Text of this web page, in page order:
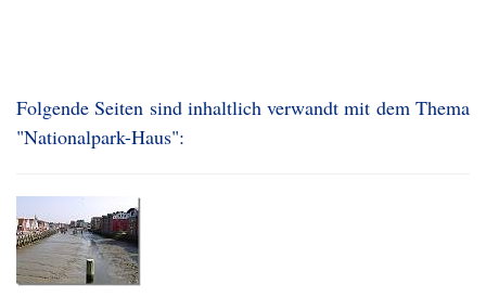
Folgende Seiten sind inhaltlich verwandt mit dem Thema
"Nationalpark-Haus":